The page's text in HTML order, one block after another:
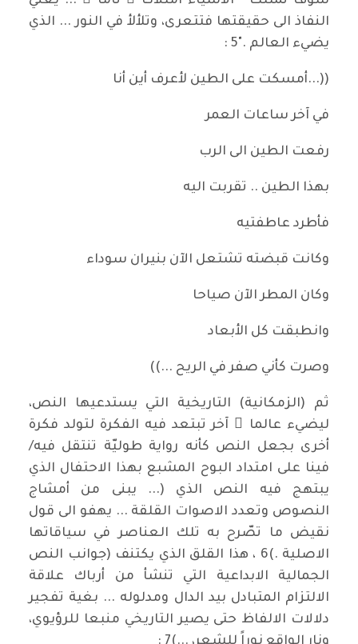
النفاذ الى حقيقتها فتتعرى، وتلألأ في النور ... الذي
يضيء العالم ."5 :
((...أمسكت على الطين لأعرف أين أنا
في آخر ساعات العمر
رفعت الطين الى الرب
بهذا الطين .. تقربت اليه
فأطرد عاطفتيه
وكانت قبضته تشتعل الآن بنيران سوداء
وكان المطر الآن صياحا
وانطبقت كل الأبعاد
وصرت كأني صفر في الريح ...))
ثم (الزمكانية) التاريخية التي يستدعيها النص،
ليضيء عالما ً آخر تبتعد فيه الفكرة لتولد فكرة
أخرى بجعل النص كأنه رواية طوليّة تنتقل فيه/
فينا على امتداد البوح المشبع بهذا الاحتفال الذي
يبتهج فيه النص الذي (... يبنى من أمشاج
النصوص وتعدد الاصوات القلقة ... يهفو الى قول
نقيض ما تصّرح به تلك العناصر في سياقاتها
الاصلية .)6 ، هذا القلق الذي يكتنف (جوانب النص
الجمالية الابداعية التي تنشأ من أرباك علاقة
الالتزام المتبادل بيد الدال ومدلوله ... بغية تفجير
دلالات الالفاظ حتى يصير التاريخي منبعا للرؤيوي،